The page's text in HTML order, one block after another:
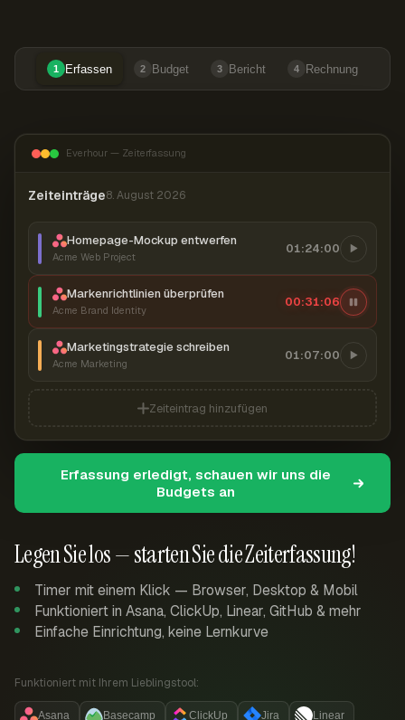
1 Erfassen 2 Budget 3 Bericht 4 Rechnung
Legen Sie los — starten Sie die Zeiterfassung!
Timer mit einem Klick — Browser, Desktop & Mobil
Funktioniert in Asana, ClickUp, Linear, GitHub & mehr
Einfache Einrichtung, keine Lernkurve
Funktioniert mit Ihrem Lieblingstool:
Asana Basecamp ClickUp Jira Linear
Everhour — Zeiterfassung
Zeiteinträge8. August 2026
Homepage-Mockup entwerfen
Acme Web Project
01:24:00
Markenrichtlinien überprüfen
Acme Brand Identity
00:31:06
Marketingstrategie schreiben
Acme Marketing
01:07:00
Zeiteintrag hinzufügen
Erfassung erledigt, schauen wir uns die
Budgets an